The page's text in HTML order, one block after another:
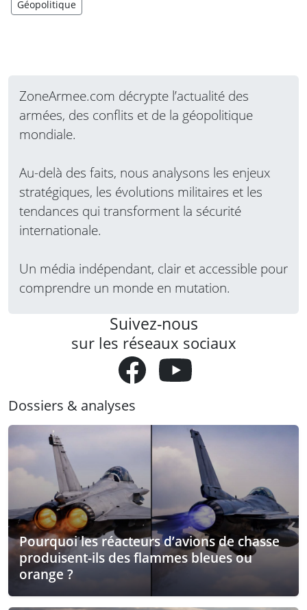
Géopolitique
ZoneArmee.com décrypte l’actualité des
armées, des conflits et de la géopolitique
mondiale.
Au-delà des faits, nous analysons les enjeux
stratégiques, les évolutions militaires et les
tendances qui transforment la sécurité
internationale.
Un média indépendant, clair et accessible pour
comprendre un monde en mutation.
Suivez-nous
sur les réseaux sociaux
Dossiers & analyses
Pourquoi les réacteurs d’avions de chasse
produisent-ils des flammes bleues ou
orange ?